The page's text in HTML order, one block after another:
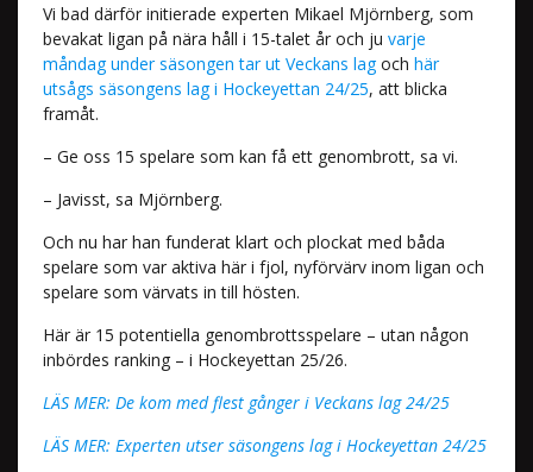
Vi bad därför initierade experten Mikael Mjörnberg, som
bevakat ligan på nära håll i 15-talet år och ju varje
måndag under säsongen tar ut Veckans lagoch här
utsågs säsongens lag i Hockeyettan 24/25, att blicka
framåt.
– Ge oss 15 spelare som kan få ett genombrott, sa vi.
– Javisst, sa Mjörnberg.
Och nu har han funderat klart och plockat med båda
spelare som var aktiva här i fjol, nyförvärv inom ligan och
spelare som värvats in till hösten.
Här är 15 potentiella genombrottsspelare – utan någon
inbördes ranking – i Hockeyettan 25/26.
LÄS MER: De kom med flest gånger i Veckans lag 24/25
LÄS MER: Experten utser säsongens lag i Hockeyettan 24/25